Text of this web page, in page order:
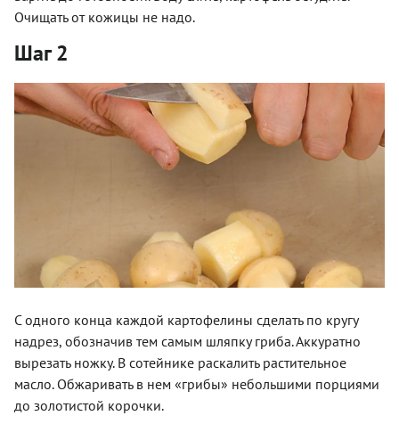
Очищать от кожицы не надо.
Шаг 2
С одного конца каждой картофелины сделать по кругу
надрез, обозначив тем самым шляпку гриба. Аккуратно
вырезать ножку. В сотейнике раскалить растительное
масло. Обжаривать в нем «грибы» небольшими порциями
до золотистой корочки.